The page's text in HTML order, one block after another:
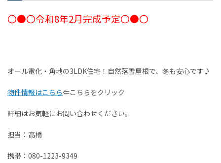
選ばれる理由
よくあるご質問
Contact
〇●〇令和8年2月完成予定〇●〇
オール電化・角地の3LDK住宅！自然落雪屋根で、冬も安心です♪
物件情報はこちら⇐こちらをクリック
詳細はお気軽にお問い合わせください。
担当：高橋
携帯：080-1223-9349